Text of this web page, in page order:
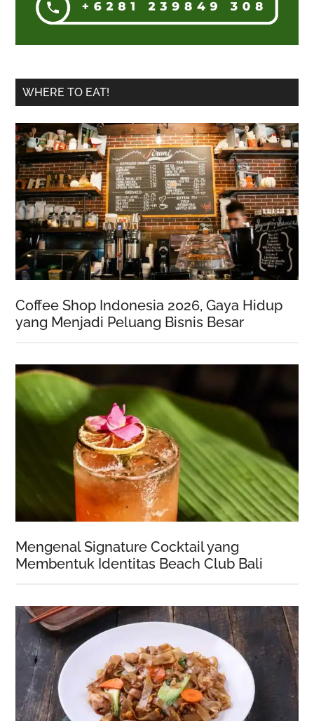
WHERE TO EAT!
Coffee Shop Indonesia 2026, Gaya Hidup
yang Menjadi Peluang Bisnis Besar
Mengenal Signature Cocktail yang
Membentuk Identitas Beach Club Bali